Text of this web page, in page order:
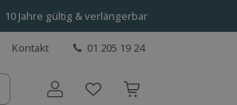
10 Jahre gültig & verlängerbar
Kontakt 01 205 19 24
Benutzerkonto